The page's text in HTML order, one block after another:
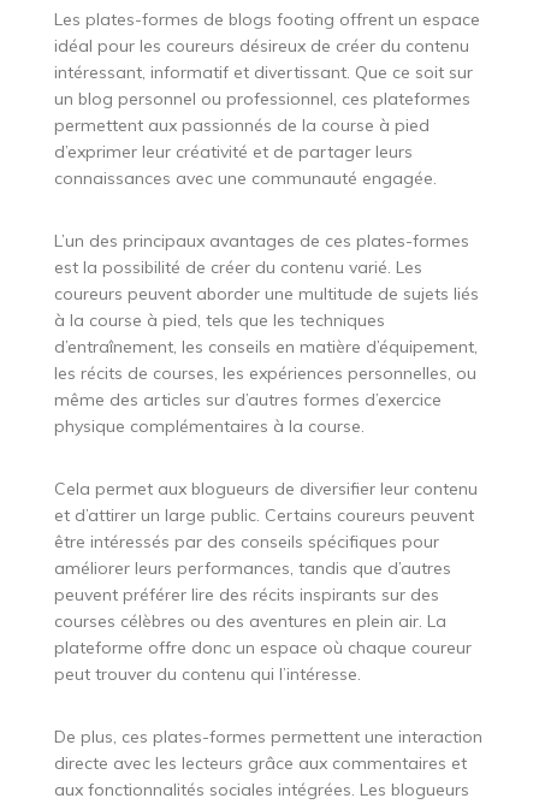
Les plates-formes de blogs footing offrent un espace
idéal pour les coureurs désireux de créer du contenu
intéressant, informatif et divertissant. Que ce soit sur
un blog personnel ou professionnel, ces plateformes
permettent aux passionnés de la course à pied
d’exprimer leur créativité et de partager leurs
connaissances avec une communauté engagée.
L’un des principaux avantages de ces plates-formes
est la possibilité de créer du contenu varié. Les
coureurs peuvent aborder une multitude de sujets liés
à la course à pied, tels que les techniques
d’entraînement, les conseils en matière d’équipement,
les récits de courses, les expériences personnelles, ou
même des articles sur d’autres formes d’exercice
physique complémentaires à la course.
Cela permet aux blogueurs de diversifier leur contenu
et d’attirer un large public. Certains coureurs peuvent
être intéressés par des conseils spécifiques pour
améliorer leurs performances, tandis que d’autres
peuvent préférer lire des récits inspirants sur des
courses célèbres ou des aventures en plein air. La
plateforme offre donc un espace où chaque coureur
peut trouver du contenu qui l’intéresse.
De plus, ces plates-formes permettent une interaction
directe avec les lecteurs grâce aux commentaires et
aux fonctionnalités sociales intégrées. Les blogueurs